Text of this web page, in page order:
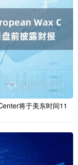
将于美东时间11